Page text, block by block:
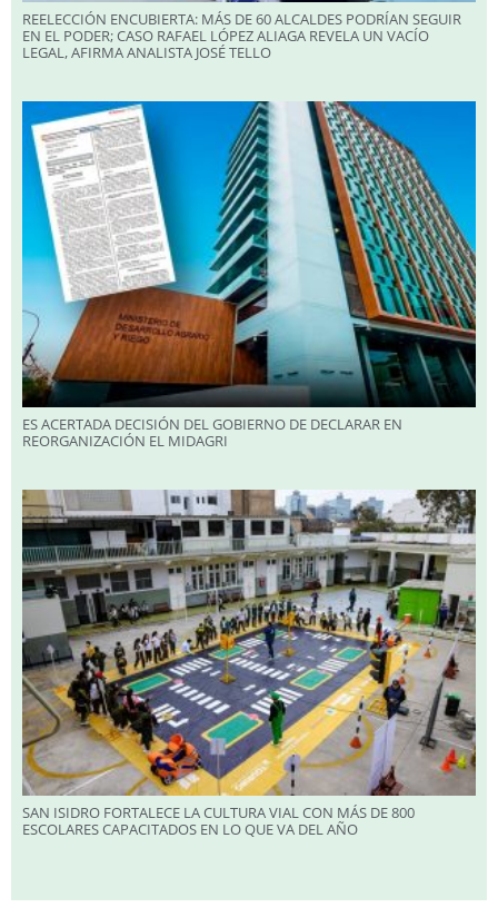
REELECCIÓN ENCUBIERTA: MÁS DE 60 ALCALDES PODRÍAN SEGUIR
EN EL PODER; CASO RAFAEL LÓPEZ ALIAGA REVELA UN VACÍO
LEGAL, AFIRMA ANALISTA JOSÉ TELLO
ES ACERTADA DECISIÓN DEL GOBIERNO DE DECLARAR EN
REORGANIZACIÓN EL MIDAGRI
SAN ISIDRO FORTALECE LA CULTURA VIAL CON MÁS DE 800
ESCOLARES CAPACITADOS EN LO QUE VA DEL AÑO